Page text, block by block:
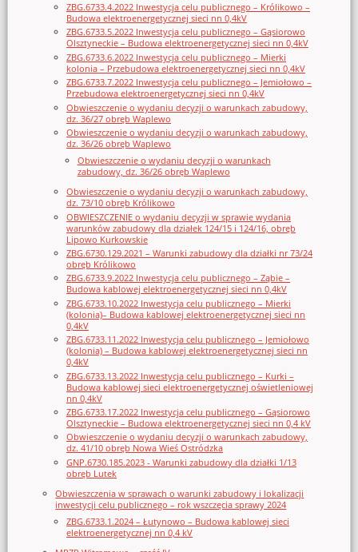
ZBG.6733.4.2022 Inwestycja celu publicznego – Królikowo –
Budowa elektroenergetycznej sieci nn 0,4kV
ZBG.6733.5.2022 Inwestycja celu publicznego – Gąsiorowo
Olsztyneckie – Budowa elektroenergetycznej sieci nn 0,4kV
ZBG.6733.6.2022 Inwestycja celu publicznego – Mierki
kolonia – Przebudowa elektroenergetycznej sieci nn 0,4kV
ZBG.6733.7.2022 Inwestycja celu publicznego – Jemiołowo –
Przebudowa elektroenergetycznej sieci nn 0,4kV
Obwieszczenie o wydaniu decyzji o warunkach zabudowy,
dz. 36/27 obręb Waplewo
Obwieszczenie o wydaniu decyzji o warunkach zabudowy,
dz. 36/26 obręb Waplewo
Obwieszczenie o wydaniu decyzji o warunkach
zabudowy, dz. 36/26 obręb Waplewo
Obwieszczenie o wydaniu decyzji o warunkach zabudowy,
dz. 73/10 obręb Królikowo
OBWIESZCZENIE o wydaniu decyzji w sprawie wydania
warunków zabudowy dla działek 124/15 i 124/16, obręb
Lipowo Kurkowskie
ZBG.6730.129.2021 – Warunki zabudowy dla działki nr 73/24
obręb Królikowo
ZBG.6733.9.2022 Inwestycja celu publicznego – Ząbie –
Budowa kablowej elektroenergetycznej sieci nn 0,4kV
ZBG.6733.10.2022 Inwestycja celu publicznego – Mierki
(kolonia)– Budowa kablowej elektroenergetycznej sieci nn
0,4kV
ZBG.6733.11.2022 Inwestycja celu publicznego – Jemiołowo
(kolonia) – Budowa kablowej elektroenergetycznej sieci nn
0,4kV
ZBG.6733.13.2022 Inwestycja celu publicznego – Kurki –
Budowa kablowej sieci elektroenergetycznej oświetleniowej
nn 0,4kV
ZBG.6733.17.2022 Inwestycja celu publicznego – Gąsiorowo
Olsztyneckie – Budowa elektroenergetycznej sieci nn 0,4 kV
Obwieszczenie o wydaniu decyzji o warunkach zabudowy,
dz. 41/10 obręb Nowa Wieś Ostródzka
GNP.6730.185.2023 - Warunki zabudowy dla działki 1/13
obręb Lutek
Obwieszczenia w sprawach o warunki zabudowy i lokalizacji
inwestycji celu publicznego – rok wszczęcia sprawy 2024
ZBG.6733.1.2024 – Łutynowo – Budowa kablowej sieci
elektroenergetycznej nn 0,4 kV